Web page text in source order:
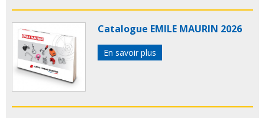
Catalogue EMILE MAURIN 2026
En savoir plus